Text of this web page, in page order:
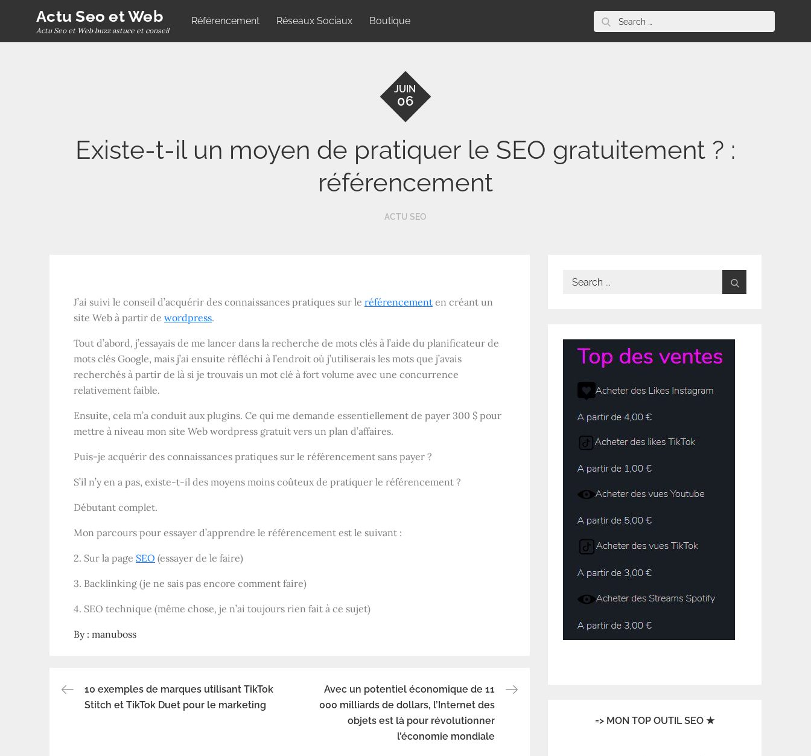
content
Actu Seo et Web
Actu Seo et Web buzz astuce et conseil
Référencement Réseaux Sociaux Boutique
Search
for:
JUIN
06
Existe-t-il un moyen de pratiquer le SEO gratuitement ? :
référencement
ACTU SEO
J’ai suivi le conseil d’acquérir des connaissances pratiques sur le référencement en créant un
site Web à partir de wordpress.
Tout d’abord, j’essayais de me lancer dans la recherche de mots clés à l’aide du planificateur de
mots clés Google, mais j’ai ensuite réfléchi à l’endroit où j’utiliserais les mots que j’avais
recherchés à partir de là si je trouvais un mot clé à fort volume avec une concurrence
relativement faible.
Ensuite, cela m’a conduit aux plugins. Ce qui me demande essentiellement de payer 300 $ pour
mettre à niveau mon site Web wordpress gratuit vers un plan d’affaires.
Puis-je acquérir des connaissances pratiques sur le référencement sans payer ?
S’il n’y en a pas, existe-t-il des moyens moins coûteux de pratiquer le référencement ?
Débutant complet.
Mon parcours pour essayer d’apprendre le référencement est le suivant :
2. Sur la page SEO (essayer de le faire)
3. Backlinking (je ne sais pas encore comment faire)
4. SEO technique (même chose, je n’ai toujours rien fait à ce sujet)
By : manuboss
Navigation
10 exemples de marques utilisant TikTok
Stitch et TikTok Duet pour le marketing
Avec un potentiel économique de 11
000 milliards de dollars, l’Internet des
objets est là pour révolutionner
l’économie mondiale
Search
=> MON TOP OUTIL SEO ★